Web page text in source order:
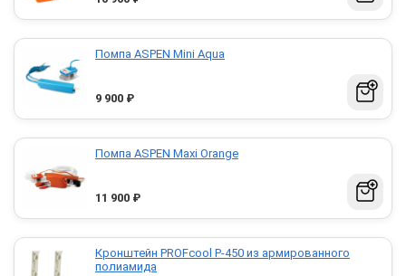
Помпа ASPEN Mini Aqua
9 900 ₽
Помпа ASPEN Maxi Orange
11 900 ₽
Кронштейн PROFcool P-450 из армированного
полиамида